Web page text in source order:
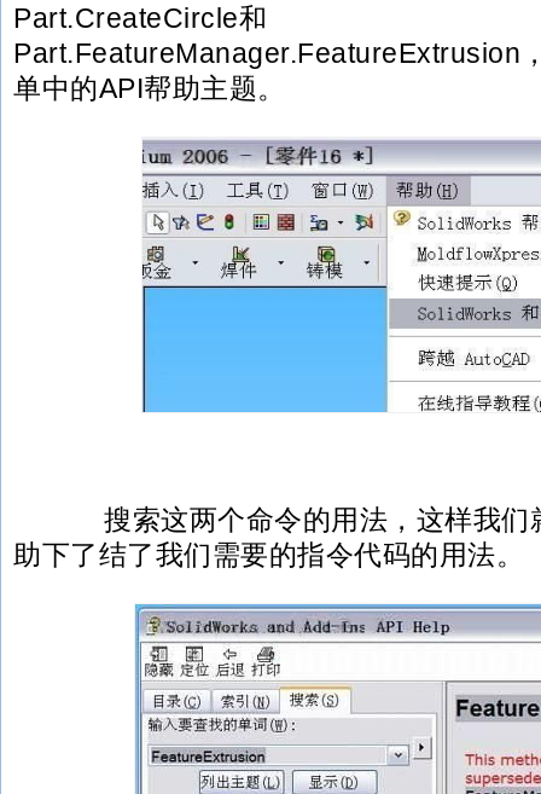
Part.CreateCircle和
Part.FeatureManager.FeatureExtrusion
单中的API帮助主题。
搜索这两个命令的用法，这样我们
助下了结了我们需要的指令代码的用法。